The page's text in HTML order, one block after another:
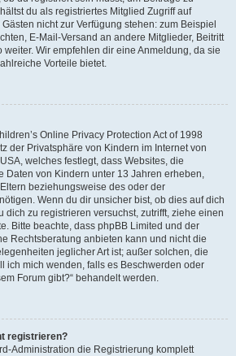
du als registriertes Mitglied Zugriff auf
nicht zur Verfügung stehen: zum Beispiel
E-Mail-Versand an andere Mitglieder, Beitritt
Wir empfehlen dir eine Anmeldung, da sie
Vorteile bietet.
Online Privacy Protection Act of 1998
der Privatsphäre von Kindern im Internet von
welches festlegt, dass Websites, die
Daten von Kindern unter 13 Jahren erheben,
beziehungsweise des oder der
Wenn du dir unsicher bist, ob dies auf dich
dich zu registrieren versuchst, zutrifft, ziehe einen
Bitte beachte, dass phpBB Limited und der
Rechtsberatung anbieten kann und nicht die
jeglicher Art ist; außer solchen, die
ich mich wenden, falls es Beschwerden oder
Forum gibt?“ behandelt werden.
registrieren?
Administration die Registrierung komplett